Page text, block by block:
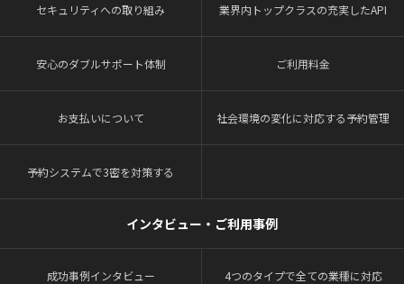
セキュリティへの取り組み 業界内トップクラスの充実したAPI
安心のダブルサポート体制 ご利用料金
お支払いについて 社会環境の変化に対応する予約管理
予約システムで3密を対策する
インタビュー・ご利用事例
成功事例インタビュー 4つのタイプで全ての業種に対応